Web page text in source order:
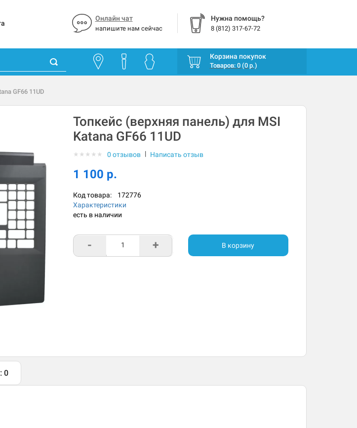
Онлайн чат
напишите нам сейчас
Нужна помощь?
8 (812) 317-67-72
Корзина покупок
Товаров: 0 (0 р.)
GF66 11UD
Топкейс (верхняя панель) для MSI
Katana GF66 11UD
★ ★ ★ ★ ★ 0 отзывов | Написать отзыв
1 100 р.
Код товара: 172776
Характеристики
есть в наличии
- + В корзину
0